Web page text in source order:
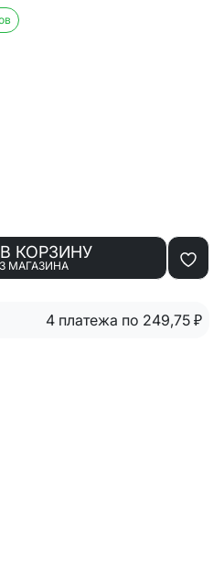
КОРЗИНУ
МАГАЗИНА
4 платежа по 249,75 ₽